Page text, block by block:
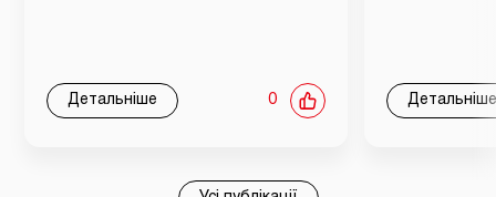
Детальніше 0 Детальніше